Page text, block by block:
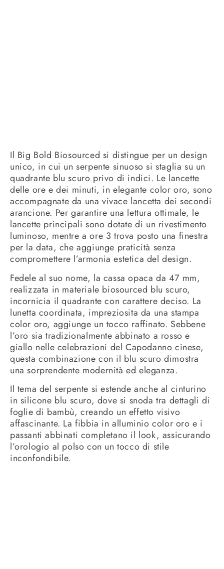
Il Big Bold Biosourced si distingue per un design
unico, in cui un serpente sinuoso si staglia su un
quadrante blu scuro privo di indici. Le lancette
delle ore e dei minuti, in elegante color oro, sono
accompagnate da una vivace lancetta dei secondi
arancione. Per garantire una lettura ottimale, le
lancette principali sono dotate di un rivestimento
luminoso, mentre a ore 3 trova posto una finestra
per la data, che aggiunge praticità senza
compromettere l’armonia estetica del design.
Fedele al suo nome, la cassa opaca da 47 mm,
realizzata in materiale biosourced blu scuro,
incornicia il quadrante con carattere deciso. La
lunetta coordinata, impreziosita da una stampa
color oro, aggiunge un tocco raffinato. Sebbene
l’oro sia tradizionalmente abbinato a rosso e
giallo nelle celebrazioni del Capodanno cinese,
questa combinazione con il blu scuro dimostra
una sorprendente modernità ed eleganza.
Il tema del serpente si estende anche al cinturino
in silicone blu scuro, dove si snoda tra dettagli di
foglie di bambù, creando un effetto visivo
affascinante. La fibbia in alluminio color oro e i
passanti abbinati completano il look, assicurando
l’orologio al polso con un tocco di stile
inconfondibile.